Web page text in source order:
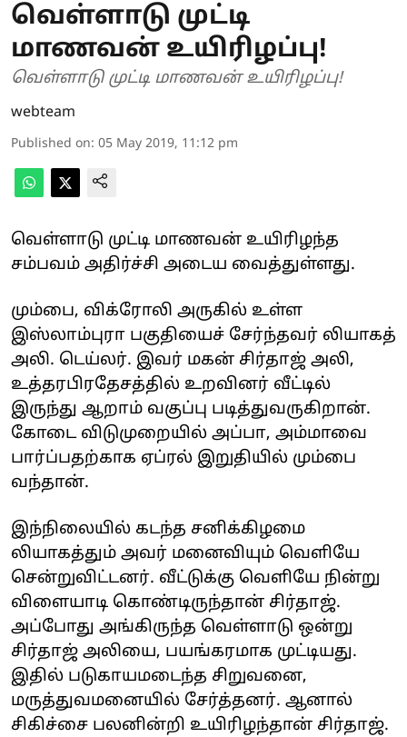
வெள்ளாடு முட்டி
மாணவன் உயிரிழப்பு!
வெள்ளாடு முட்டி மாணவன் உயிரிழப்பு!
webteam
Published on: 05 May 2019, 11:12 pm
வெள்ளாடு முட்டி மாணவன் உயிரிழந்த
சம்பவம் அதிர்ச்சி அடைய வைத்துள்ளது.
மும்பை, விக்ரோலி அருகில் உள்ள
இஸ்லாம்புரா பகுதியைச் சேர்ந்தவர் லியாகத்
அலி. டெய்லர். இவர் மகன் சிர்தாஜ் அலி,
உத்தரபிரதேசத்தில் உறவினர் வீட்டில்
இருந்து ஆறாம் வகுப்பு படித்துவருகிறான்.
கோடை விடுமுறையில் அப்பா, அம்மாவை
பார்ப்பதற்காக ஏப்ரல் இறுதியில் மும்பை
வந்தான்.
இந்நிலையில் கடந்த சனிக்கிழமை
லியாகத்தும் அவர் மனைவியும் வெளியே
சென்றுவிட்டனர். வீட்டுக்கு வெளியே நின்று
விளையாடி கொண்டிருந்தான் சிர்தாஜ்.
அப்போது அங்கிருந்த வெள்ளாடு ஒன்று
சிர்தாஜ் அலியை, பயங்கரமாக முட்டியது.
இதில் படுகாயமடைந்த சிறுவனை,
மருத்துவமனையில் சேர்த்தனர். ஆனால்
சிகிச்சை பலனின்றி உயிரிழந்தான் சிர்தாஜ்.